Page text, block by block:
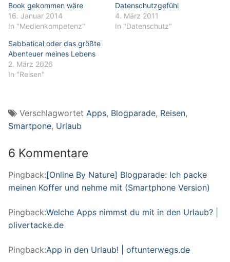
Book gekommen wäre
16. Januar 2014
In "Medienkompetenz"
Datenschutzgefühl
4. März 2011
In "Datenschutz"
Sabbatical oder das größte
Abenteuer meines Lebens
2. März 2026
In "Reisen"
Verschlagwortet Apps, Blogparade, Reisen,
Smartpone, Urlaub
6 Kommentare
Pingback:[Online By Nature] Blogparade: Ich packe
meinen Koffer und nehme mit (Smartphone Version)
Pingback:Welche Apps nimmst du mit in den Urlaub? |
olivertacke.de
Pingback:App in den Urlaub! | oftunterwegs.de